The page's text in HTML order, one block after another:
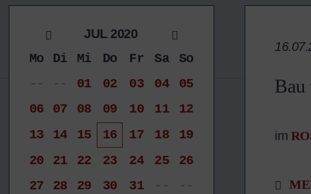
JUL 2020
Mo
Di Mi Do Fr Sa
So
--
-- 01 02 03 04
05
06
07 08 09 10 11
12
13
14 15 16 17 18
19
20
21 22 23 24 25
26
27
28 29 30 31 --
--
Bau
im